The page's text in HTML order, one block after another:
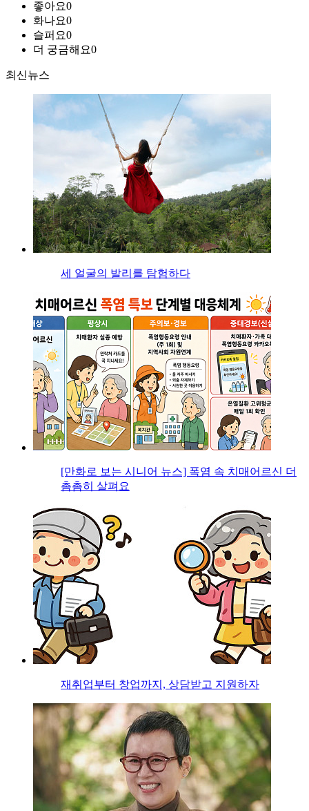
좋아요0
화나요0
슬퍼요0
더 궁금해요0
최신뉴스
세 얼굴의 발리를 탐험하다
[만화로 보는 시니어 뉴스] 폭염 속 치매어르신 더
촘촘히 살펴요
재취업부터 창업까지, 상담받고 지원하자